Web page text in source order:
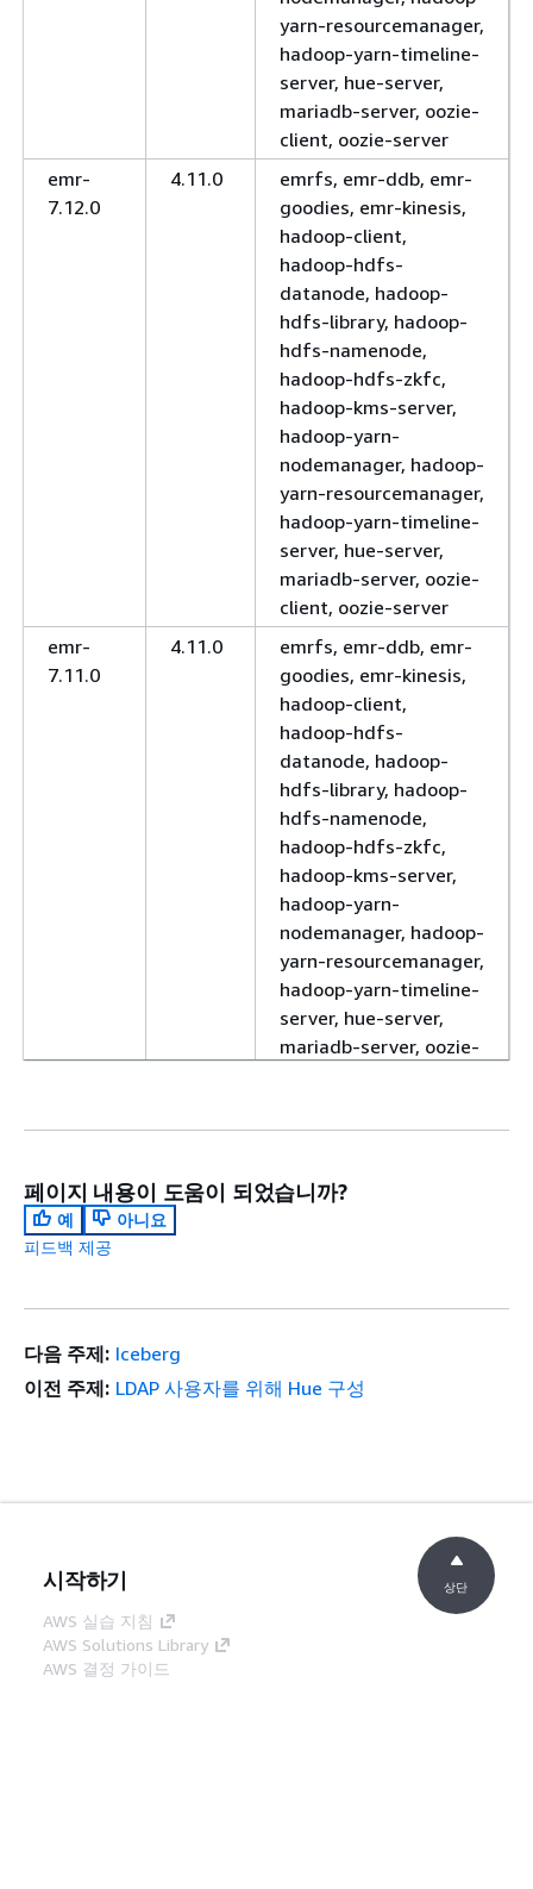
yarn-resourcemanager,
hadoop-yarn-timeline-
server, hue-server,
mariadb-server, oozie-
client, oozie-server
emr-
7.12.0
4.11.0
emrfs, emr-ddb, emr-
goodies, emr-kinesis,
hadoop-client,
hadoop-hdfs-
datanode, hadoop-
hdfs-library, hadoop-
hdfs-namenode,
hadoop-hdfs-zkfc,
hadoop-kms-server,
hadoop-yarn-
nodemanager, hadoop-
yarn-resourcemanager,
hadoop-yarn-timeline-
server, hue-server,
mariadb-server, oozie-
client, oozie-server
emr-
7.11.0
4.11.0
emrfs, emr-ddb, emr-
goodies, emr-kinesis,
hadoop-client,
hadoop-hdfs-
datanode, hadoop-
hdfs-library, hadoop-
hdfs-namenode,
hadoop-hdfs-zkfc,
hadoop-kms-server,
hadoop-yarn-
nodemanager, hadoop-
yarn-resourcemanager,
hadoop-yarn-timeline-
server, hue-server,
mariadb-server, oozie-
hadoop-hdfs-
hadoop-kms-server,
yarn-resourcemanager,
7.9.0
emrfs, emr-ddb, emr-
goodies, emr-kinesis,
페이지 내용이 도움이 되었습니까?
예
아니요
피드백 제공
다음 주제: Iceberg
이전 주제: LDAP 사용자를 위해 Hue 구성
시작하기
AWS 실습 지침
AWS Solutions Library
AWS 결정 가이드
상단